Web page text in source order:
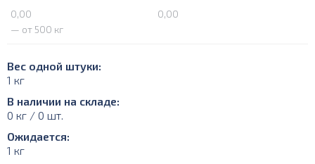
0,00
0,00
— от 500 кг
Вес одной штуки:
1 кг
В наличии на складе:
0 кг / 0 шт.
Ожидается:
1 кг